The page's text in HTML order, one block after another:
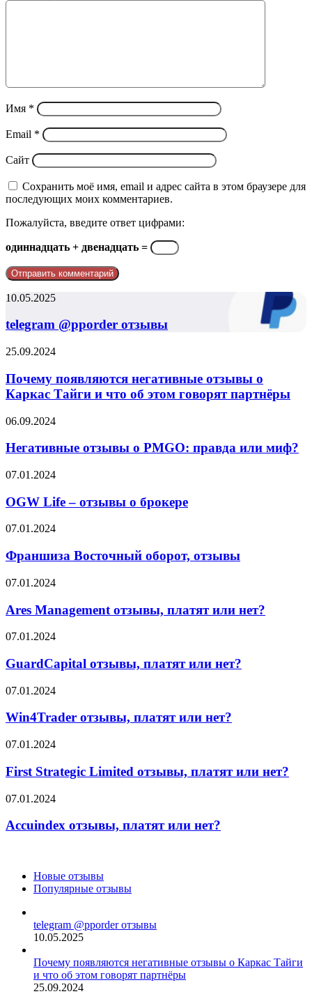
Имя *
Email *
Сайт
Сохранить моё имя, email и адрес сайта в этом браузере для
последующих моих комментариев.
Пожалуйста, введите ответ цифрами:
одиннадцать + двенадцать =
telegram
отзывы
10.05.2025
telegram @pporder отзывы
Почему
негативные
отзывы
о
Тайги
что
этом
партнёры
25.09.2024
Почему появляются негативные отзывы о
Каркас Тайги и что об этом говорят партнёры
Негативные
о
правда
миф?
06.09.2024
Негативные отзывы о PMGO: правда или миф?
OGW
–
отзывы
о
07.01.2024
OGW Life – отзывы о брокере
Франшиза
оборот,
отзывы
07.01.2024
Франшиза Восточный оборот, отзывы
Ares
отзывы,
платят
или
07.01.2024
Ares Management отзывы, платят или нет?
GuardCapital
платят
или
нет?
07.01.2024
GuardCapital отзывы, платят или нет?
Win4Trader
платят
нет?
07.01.2024
Win4Trader отзывы, платят или нет?
First
Limited
отзывы,
платят
или
нет?
07.01.2024
First Strategic Limited отзывы, платят или нет?
Accuindex
платят
07.01.2024
Accuindex отзывы, платят или нет?
Новые отзывы
Популярные отзывы
telegram @pporder отзывы
10.05.2025
Почему появляются негативные отзывы о Каркас Тайги
и что об этом говорят партнёры
25.09.2024